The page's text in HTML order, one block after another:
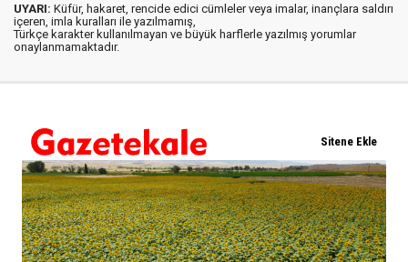
UYARI: Küfür, hakaret, rencide edici cümleler veya imalar, inançlara saldırı
içeren, imla kuralları ile yazılmamış,
Türkçe karakter kullanılmayan ve büyük harflerle yazılmış yorumlar
onaylanmamaktadır.